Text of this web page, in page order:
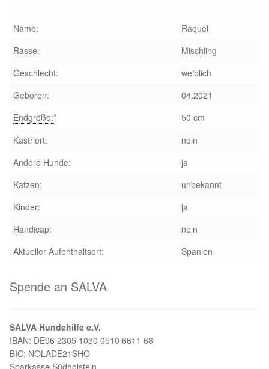
Updates „Hilfe La Linea“
Partnertierheim in Polen
Name:
Raquel
Rasse:
Mischling
Geschlecht:
weiblich
Geboren:
04.2021
Endgröße:*
50 cm
Kastriert:
nein
Andere Hunde:
ja
Katzen:
unbekannt
Kinder:
ja
Handicap:
nein
Aktueller Aufenthaltsort:
Spanien
Spende an SALVA
SALVA Hundehilfe e.V.
IBAN: DE96 2305 1030 0510 6611 68
BIC: NOLADE21SHO